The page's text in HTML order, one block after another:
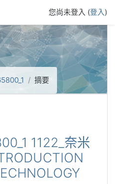
您尚未登入 (登入)
摘要
1122_奈米